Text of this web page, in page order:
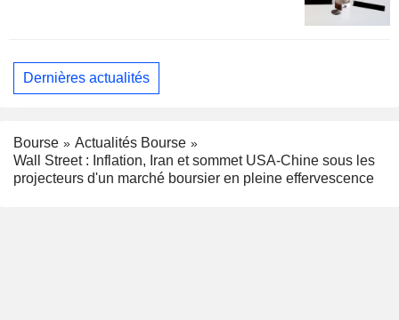
Dernières actualités
Bourse
Actualités Bourse
Wall Street : Inflation, Iran et sommet USA-Chine sous les
projecteurs d'un marché boursier en pleine effervescence